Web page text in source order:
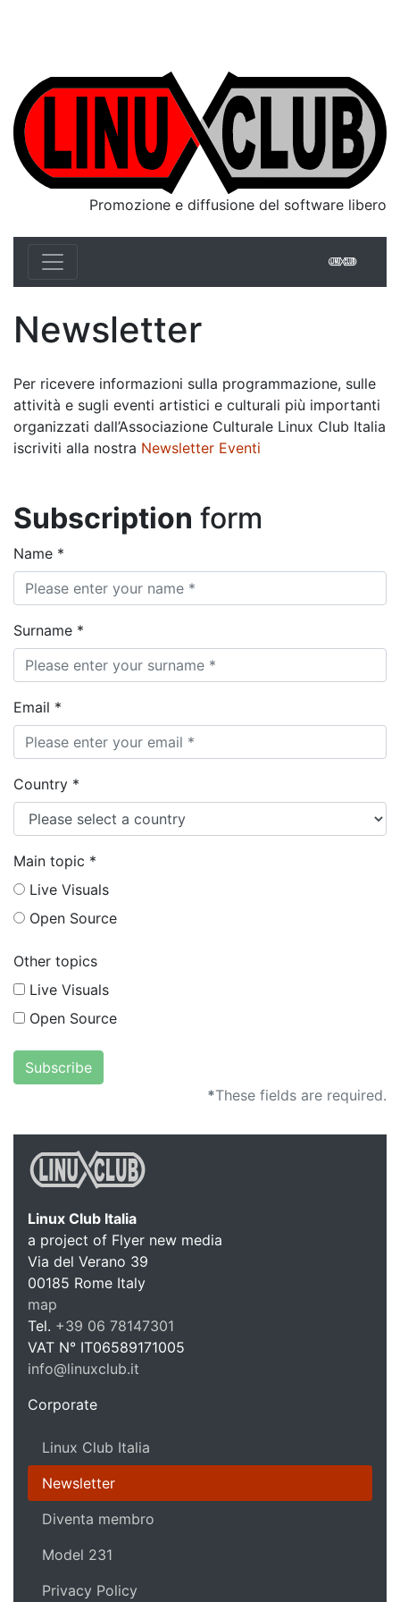
Linux Club ItaliaPromozione e diffusione del software libero
Newsletter
Per ricevere informazioni sulla programmazione, sulle
attività e sugli eventi artistici e culturali più importanti
organizzati dall’Associazione Culturale Linux Club Italia
iscriviti alla nostra Newsletter Eventi
Subscription form
Name *
Surname *
Email *
Country *
Main topic *
Live Visuals
Open Source
Other topics
Live Visuals
Open Source
*These fields are required.
Linux
Linux Club Italia
a project of Flyer new media
Via del Verano 39
00185 Rome Italy
map
Tel. +39 06 78147301
VAT N° IT06589171005
info@linuxclub.it
Corporate
Linux Club Italia
Newsletter
Diventa membro
Model 231
Privacy Policy